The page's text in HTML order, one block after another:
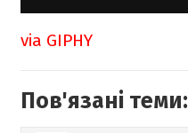
via GIPHY
Пов'язані теми: